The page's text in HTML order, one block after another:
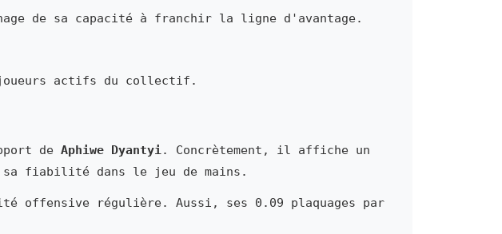
de sa capacité à franchir la ligne d'avantage.
actifs du collectif.
de Aphiwe Dyantyi. Concrètement, il affiche un
sa fiabilité dans le jeu de mains.
offensive régulière. Aussi, ses 0.09 plaquages par